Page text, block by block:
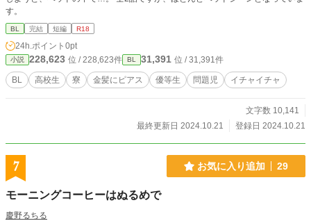
す。
BL 完結 短編 R18
24h.ポイント 0pt
小説 228,623 位 / 228,623件 BL 31,391 位 / 31,391件
BL 高校生 寮 金髪にピアス 優等生 問題児 イチャイチャ
文字数 10,141
最終更新日 2024.10.21
登録日 2024.10.21
7 お気に入り追加 29
モーニングコーヒーはぬるめで
慶野るちる